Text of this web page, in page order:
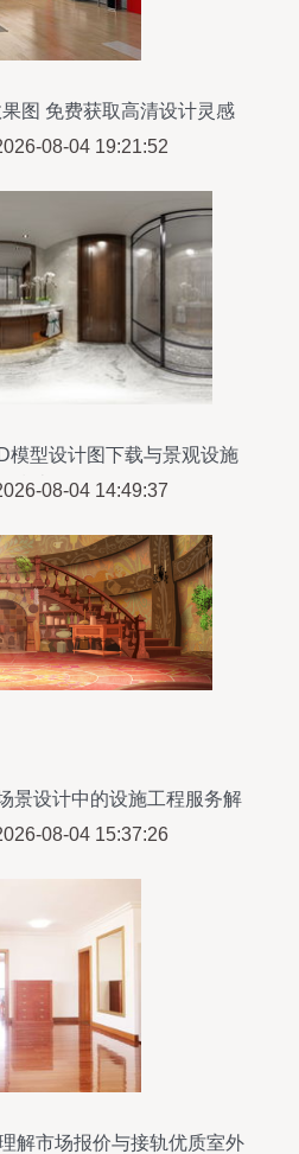
图 免费获取高清设计灵感
08-04 19:21:52
模型设计图下载与景观设施
指南08-04 14:49:37
景设计中的设施工程服务解
析08-04 15:37:26
解市场报价与接轨优质室外